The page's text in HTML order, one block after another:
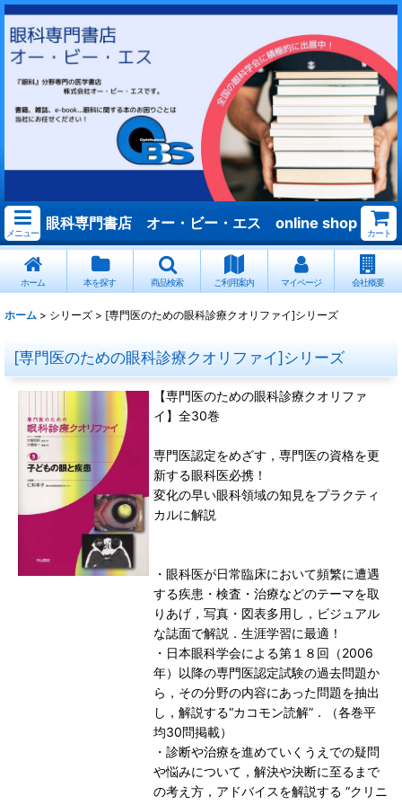
メニュー
眼科専門書店 オー・ビー・エス online shop
カート
ホーム 本を探す 商品検索 ご利用案内 マイページ 会社概要
ホーム > シリーズ > [専門医のための眼科診療クオリファイ]シリーズ
[専門医のための眼科診療クオリファイ]シリーズ
【専門医のための眼科診療クオリファ
イ】全30巻
専門医認定をめざす，専門医の資格を更
新する眼科医必携！
変化の早い眼科領域の知見をプラクティ
カルに解説
・眼科医が日常臨床において頻繁に遭遇
する疾患・検査・治療などのテーマを取
りあげ，写真・図表多用し，ビジュアル
な誌面で解説．生涯学習に最適！
・日本眼科学会による第１８回（2006
年）以降の専門医認定試験の過去問題か
ら，その分野の内容にあった問題を抽出
し，解説する“カコモン読解”．（各巻平
均30問掲載）
・診断や治療を進めていくうえでの疑問
や悩みについて，解決や決断に至るまで
の考え方，アドバイスを解説する “クリニ